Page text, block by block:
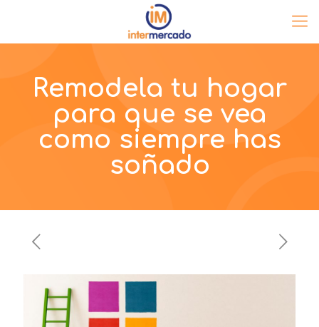
Remodela tu hogar
para que se vea
como siempre has
soñado